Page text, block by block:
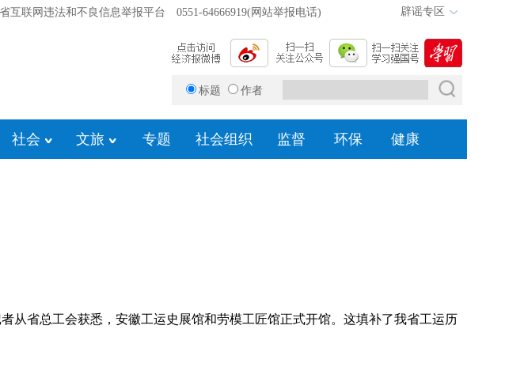
互联网违法和不良信息举报平台 0551-64666919(网站举报电话) 辟谣专区
标题 作者
社会 文旅 专题 社会组织 监督 环保 健康
从省总工会获悉，安徽工运史展馆和劳模工匠馆正式开馆。这填补了我省工运历